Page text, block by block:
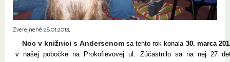
Zverejnené 28.01.2013,
Noc v knižnici s Andersenom sa tento rok konala 30. marca
v našej pobočke na Prokofievovej ul. Zúčastnilo sa na nej 27